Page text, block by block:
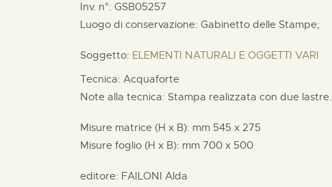
Inv. n°: GSB05257
Luogo di conservazione: Gabinetto delle Stampe;
Soggetto: ELEMENTI NATURALI E OGGETTI VARI
Tecnica: Acquaforte
Note alla tecnica: Stampa realizzata con due lastre.
Misure matrice (H x B): mm 545 x 275
Misure foglio (H x B): mm 700 x 500
editore: FAILONI Alda